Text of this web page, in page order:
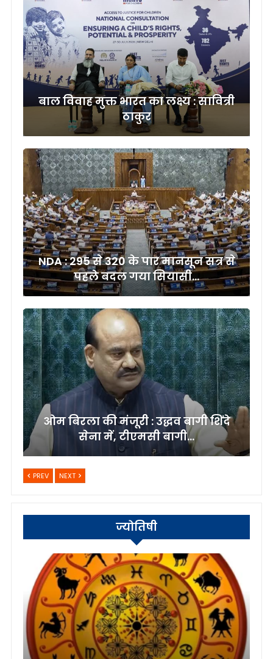
बाल विवाह मुक्त भारत का लक्ष्य : सावित्री
ठाकुर
NDA : 295 से 320 के पार मानसून सत्र से
पहले बदल गया सियासी…
ओम बिरला की मंजूरी : उद्धव बागी शिंदे
सेना में, टीएमसी बागी…
PREV NEXT
ज्योतिषी